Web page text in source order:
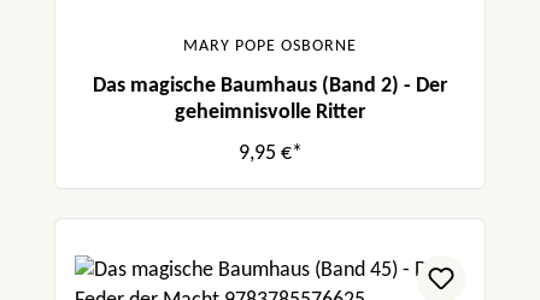
MARY POPE OSBORNE
Das magische Baumhaus (Band 2) - Der
geheimnisvolle Ritter
9,95 €*